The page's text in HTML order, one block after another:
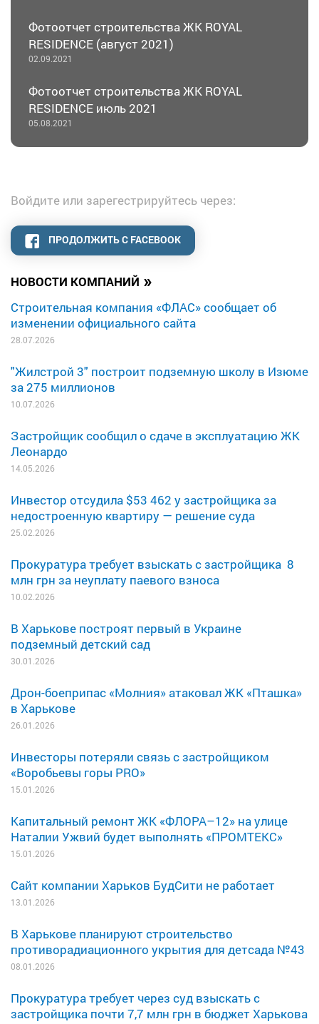
НОВОСТИ КОМПАНИЙ »
Строительная компания «ФЛАС» сообщает об
изменении официального сайта
28.07.2026
"Жилстрой 3" построит подземную школу в Изюме
за 275 миллионов
10.07.2026
Застройщик сообщил о сдаче в эксплуатацию ЖК
Леонардо
14.05.2026
Инвестор отсудила $53 462 у застройщика за
недостроенную квартиру — решение суда
25.02.2026
Прокуратура требует взыскать с застройщика 8
млн грн за неуплату паевого взноса
10.02.2026
В Харькове построят первый в Украине
подземный детский сад
30.01.2026
Дрон-боеприпас «Молния» атаковал ЖК «Пташка»
в Харькове
26.01.2026
Инвесторы потеряли связь с застройщиком
«Воробьевы горы PRO»
15.01.2026
Капитальный ремонт ЖК «ФЛОРА–12» на улице
Наталии Ужвий будет выполнять «ПРОМТЕКС»
15.01.2026
Сайт компании Харьков БудСити не работает
13.01.2026
В Харькове планируют строительство
противорадиационного укрытия для детсада №43
08.01.2026
Прокуратура требует через суд взыскать с
застройщика почти 7,7 млн грн в бюджет Харькова
Фотоотчет строительства ЖК ROYAL
RESIDENCE (август 2021)
02.09.2021
Фотоотчет строительства ЖК ROYAL
RESIDENCE июль 2021
05.08.2021
Войдите или зарегестрируйтесь через:
ПРОДОЛЖИТЬ С FACEBOOK